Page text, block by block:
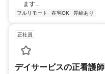
ます...
フルリモート 在宅OK 昇給あり
正社員
デイサービスの正看護師